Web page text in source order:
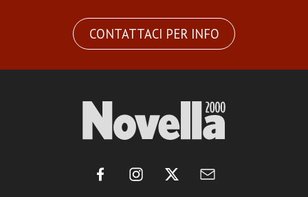
CONTATTACI PER INFO